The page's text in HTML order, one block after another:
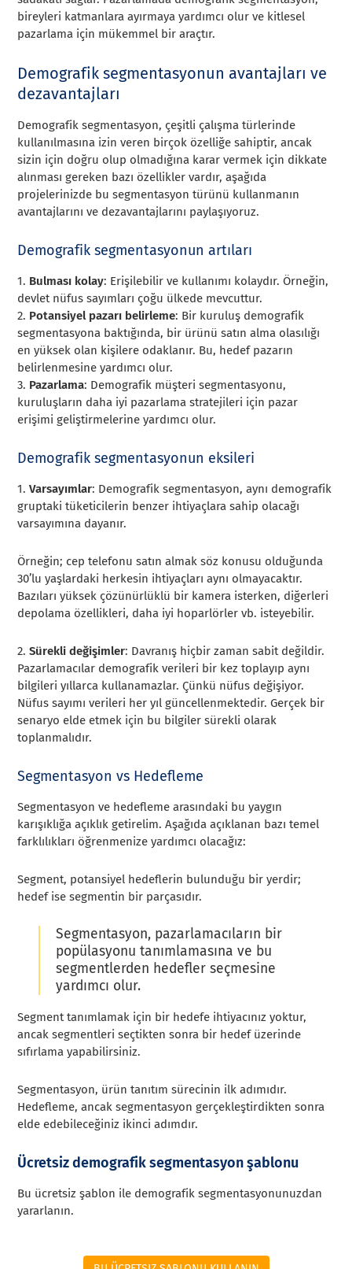
bireyleri katmanlara ayırmaya yardımcı olur ve kitlesel
pazarlama için mükemmel bir araçtır.
Demografik segmentasyonun avantajları ve
dezavantajları
Demografik segmentasyon, çeşitli çalışma türlerinde
kullanılmasına izin veren birçok özelliğe sahiptir, ancak
sizin için doğru olup olmadığına karar vermek için dikkate
alınması gereken bazı özellikler vardır, aşağıda
projelerinizde bu segmentasyon türünü kullanmanın
avantajlarını ve dezavantajlarını paylaşıyoruz.
Demografik segmentasyonun artıları
1. Bulması kolay: Erişilebilir ve kullanımı kolaydır. Örneğin,
devlet nüfus sayımları çoğu ülkede mevcuttur.
2. Potansiyel pazarı belirleme: Bir kuruluş demografik
segmentasyona baktığında, bir ürünü satın alma olasılığı
en yüksek olan kişilere odaklanır. Bu, hedef pazarın
belirlenmesine yardımcı olur.
3. Pazarlama: Demografik müşteri segmentasyonu,
kuruluşların daha iyi pazarlama stratejileri için pazar
erişimi geliştirmelerine yardımcı olur.
Demografik segmentasyonun eksileri
1.Varsayımlar: Demografik segmentasyon, aynı demografik
gruptaki tüketicilerin benzer ihtiyaçlara sahip olacağı
varsayımına dayanır.
Örneğin; cep telefonu satın almak söz konusu olduğunda
30’lu yaşlardaki herkesin ihtiyaçları aynı olmayacaktır.
Bazıları yüksek çözünürlüklü bir kamera isterken, diğerleri
depolama özellikleri, daha iyi hoparlörler vb. isteyebilir.
2.Sürekli değişimler: Davranış hiçbir zaman sabit değildir.
Pazarlamacılar demografik verileri bir kez toplayıp aynı
bilgileri yıllarca kullanamazlar. Çünkü nüfus değişiyor.
Nüfus sayımı verileri her yıl güncellenmektedir. Gerçek bir
senaryo elde etmek için bu bilgiler sürekli olarak
toplanmalıdır.
Segmentasyon vs Hedefleme
Segmentasyon ve hedefleme arasındaki bu yaygın
karışıklığa açıklık getirelim. Aşağıda açıklanan bazı temel
farklılıkları öğrenmenize yardımcı olacağız:
Segment, potansiyel hedeflerin bulunduğu bir yerdir;
hedef ise segmentin bir parçasıdır.
Segmentasyon, pazarlamacıların bir
popülasyonu tanımlamasına ve bu
segmentlerden hedefler seçmesine
yardımcı olur.
Segment tanımlamak için bir hedefe ihtiyacınız yoktur,
ancak segmentleri seçtikten sonra bir hedef üzerinde
sıfırlama yapabilirsiniz.
Segmentasyon, ürün tanıtım sürecinin ilk adımıdır.
Hedefleme, ancak segmentasyon gerçekleştirdikten sonra
elde edebileceğiniz ikinci adımdır.
Ücretsiz demografik segmentasyon şablonu
Bu ücretsiz şablon ile demografik segmentasyonunuzdan
yararlanın.